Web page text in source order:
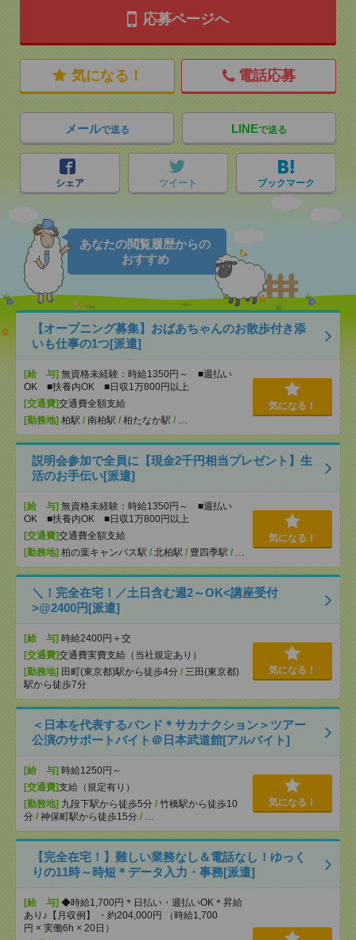
応募ページへ
気になる！ 電話応募
メールで送る LINEで送る
シェア ツイート ブックマーク
あなたの閲覧履歴からの
おすすめ
【オープニング募集】おばあちゃんのお散歩付き添
いも仕事の1つ[派遣]
[給 与] 無資格未経験：時給1350円～ ■週払い
OK ■扶養内OK ■日収1万800円以上
[交通費]交通費全額支給
[勤務地] 柏駅 / 南柏駅 / 柏たなか駅 / …
気になる！
説明会参加で全員に【現金2千円相当プレゼント】生
活のお手伝い[派遣]
[給 与] 無資格未経験：時給1350円～ ■週払い
OK ■扶養内OK ■日収1万800円以上
[交通費]交通費全額支給
[勤務地] 柏の葉キャンパス駅 / 北柏駅 / 豊四季駅 / …
気になる！
＼！完全在宅！／土日含む週2～OK<講座受付
>@2400円[派遣]
[給 与] 時給2400円＋交
[交通費]交通費実費支給（当社規定あり）
[勤務地] 田町(東京都)駅から徒歩4分 / 三田(東京都)
駅から徒歩7分
気になる！
＜日本を代表するバンド＊サカナクション＞ツアー
公演のサポートバイト＠日本武道館[アルバイト]
[給 与] 時給1250円～
[交通費]支給（規定有り）
[勤務地] 九段下駅から徒歩5分 / 竹橋駅から徒歩10
分 / 神保町駅から徒歩15分 / …
気になる！
【完全在宅！】難しい業務なし＆電話なし！ゆっく
りの11時～時短＊データ入力・事務[派遣]
[給 与] ◆時給1,700円＊日払い・週払いOK＊昇給
あり♪【月収例】 ・約204,000円 （時給1,700
円 × 実働6h × 20日）